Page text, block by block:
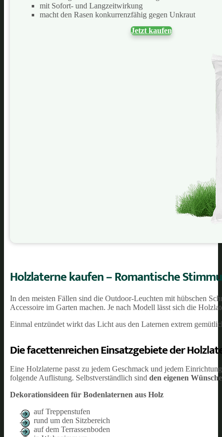
mit Sofort- und Langzeitwirkung
macht den Rasen konkurrenzfähig gegen Unkraut
Jetzt kaufen
Holzlaterne kaufen – Romantische
In den meisten Fällen sind die Outdoor-Leuchten mit hübschen
Accessoire im Garten machen. Je nach Modell lässt sich die
Einmal entzündet wirkt das Licht aus den Laternen extrem
Die facettenreichen Einsatzgebiete der
Eine Holzlaterne passt zu jedem Geschmack und jedem
folgende Auflistung. Selbstverständlich sind den eigenen
Dekorationsideen für Bodenlaternen aus Holz
auf Treppenstufen
rund um den Sitzbereich
auf dem Terrassenboden